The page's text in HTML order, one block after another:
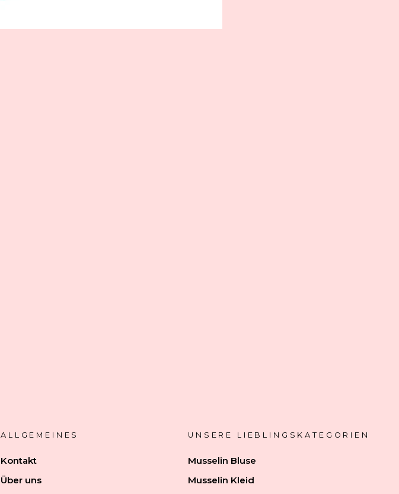
UNSERE LIEBLINGSKATEGORIEN
Musselin Bluse
Musselin Kleid
ALLGEMEINES
Kontakt
Über uns